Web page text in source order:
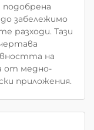
забележимо
разходи. Тази
на
от медно-
приложения.